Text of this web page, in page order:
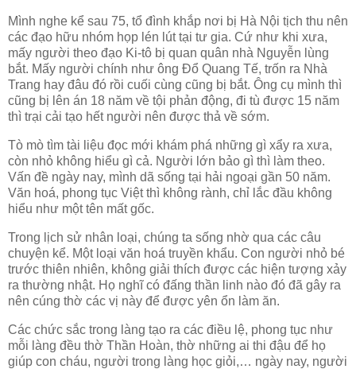
Mình nghe kể sau 75, tổ đình khắp nơi bị Hà Nội tịch thu nên
các đạo hữu nhóm họp lén lút tại tư gia. Cứ như khi xưa,
mấy người theo đạo Ki-tô bị quan quân nhà Nguyễn lùng
bắt. Mấy người chính như ông Đổ Quang Tế, trốn ra Nhà
Trang hay đâu đó rồi cuối cùng cũng bị bắt. Ông cụ mình thì
cũng bị lên án 18 năm về tội phản động, đi tù được 15 năm
thì trại cải tạo hết người nên được thả về sớm.
Tò mò tìm tài liệu đọc mới khám phá những gì xẩy ra xưa,
còn nhỏ không hiểu gì cả. Người lớn bảo gì thì làm theo.
Vấn đề ngày nay, mình dã sống tại hải ngoại gần 50 năm.
Văn hoá, phong tục Việt thì không rành, chỉ lắc đầu không
hiểu như một tên mất gốc.
Trong lịch sử nhân loại, chúng ta sống nhờ qua các câu
chuyện kể. Một loại văn hoá truyền khẩu. Con người nhỏ bé
trước thiên nhiên, không giải thích được các hiện tượng xảy
ra thường nhật. Họ nghĩ có đấng thần linh nào đó đã gây ra
nên cúng thờ các vị này để được yên ổn làm ăn.
Các chức sắc trong làng tạo ra các điều lệ, phong tục như
mỗi làng đều thờ Thần Hoàn, thờ những ai thi đậu để họ
giúp con cháu, người trong làng học giỏi,… ngày nay, người